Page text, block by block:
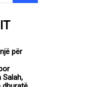
për
Salah,